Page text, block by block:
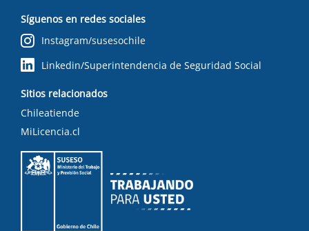
Síguenos en redes sociales
Instagram/susesochile
Linkedin/Superintendencia de Seguridad Social
Sitios relacionados
Chileatiende
MiLicencia.cl